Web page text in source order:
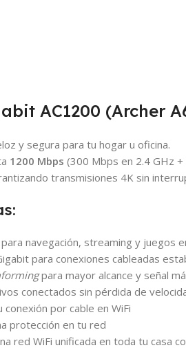
AC1200 (Archer
y segura para tu hogar u oficina.
1200 Mbps (300 Mbps en 2.4 GHz
transmisiones 4K sin
para navegación, streaming y juegos
para conexiones cableadas
para mayor alcance y señal
conectados sin pérdida de
conexión por cable en WiFi
protección en tu red
red WiFi unificada en toda tu casa